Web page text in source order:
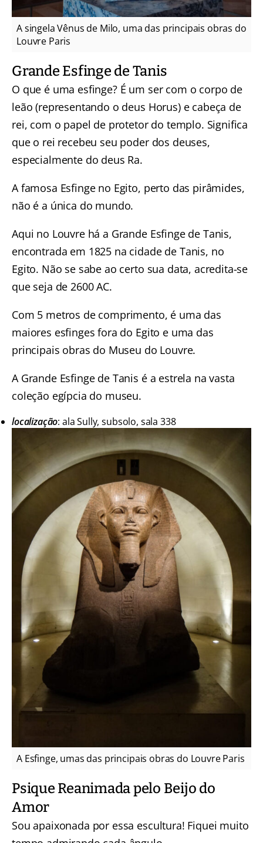
A singela Vênus de Milo, uma das principais obras do
Louvre Paris
Grande Esfinge de Tanis
O que é uma esfinge? É um ser com o corpo de
leão (representando o deus Horus) e cabeça de
rei, com o papel de protetor do templo. Significa
que o rei recebeu seu poder dos deuses,
especialmente do deus Ra.
A famosa Esfinge no Egito, perto das pirâmides,
não é a única do mundo.
Aqui no Louvre há a Grande Esfinge de Tanis,
encontrada em 1825 na cidade de Tanis, no
Egito. Não se sabe ao certo sua data, acredita-se
que seja de 2600 AC.
Com 5 metros de comprimento, é uma das
maiores esfinges fora do Egito e uma das
principais obras do Museu do Louvre.
A Grande Esfinge de Tanis é a estrela na vasta
coleção egípcia do museu.
localização: ala Sully, subsolo, sala 338
A Esfinge, umas das principais obras do Louvre Paris
Psique Reanimada pelo Beijo do
Amor
Sou apaixonada por essa escultura! Fiquei muito